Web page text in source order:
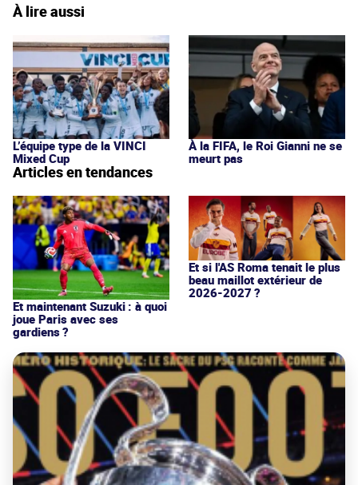
À lire aussi
L’équipe type de la VINCI
Mixed Cup
À la FIFA, le Roi Gianni ne se
meurt pas
Articles en tendances
Et maintenant Suzuki : à quoi
joue Paris avec ses
gardiens ?
Et si l'AS Roma tenait le plus
beau maillot extérieur de
2026-2027 ?